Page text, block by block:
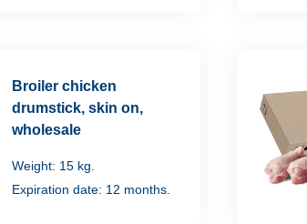
Broiler chicken
drumstick, skin on,
wholesale
Weight: 15 kg.
Expiration date: 12 months.